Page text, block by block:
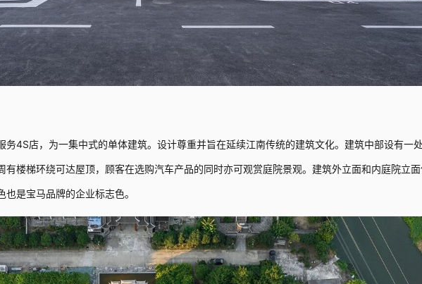
务4S店，为一集中式的单体建筑。设计尊重并旨在延续江南传统的建筑文化。建筑中部设有一
有楼梯环绕可达屋顶，顾客在选购汽车产品的同时亦可观赏庭院景观。建筑外立面和内庭院立
是宝马品牌的企业标志色。